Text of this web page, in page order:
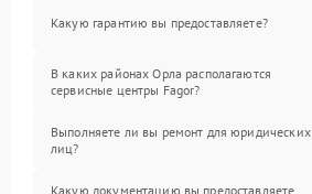
Какую гарантию вы предоставляете?
В каких районах Орла располагаются
сервисные центры Fagor?
Выполняете ли вы ремонт для юридических
лиц?
Какую документацию вы предоставляете